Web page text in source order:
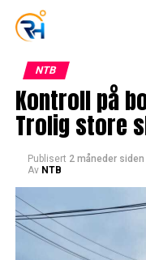
NTB
Kontroll på
Trolig store
Publisert 2 måneder siden
Av NTB